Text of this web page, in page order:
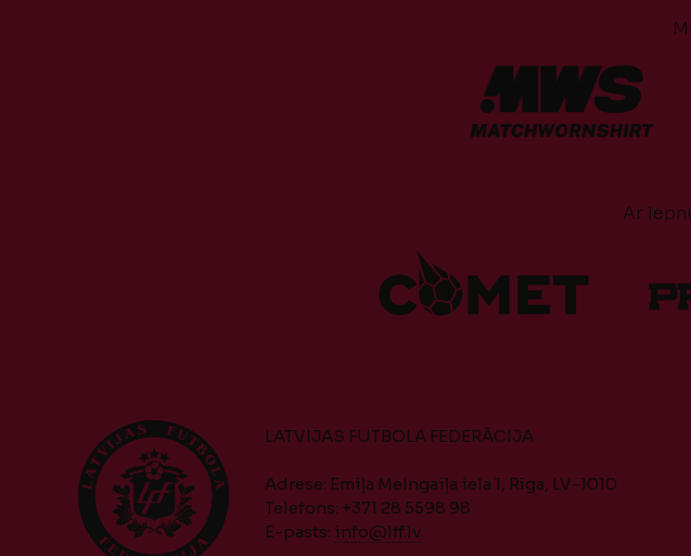
Ar
LATVIJAS FUTBOLA FEDERĀCIJA
Adrese: Emiļa Melngaiļa iela 1, Rīga, LV-1010
Telefons: +371 28 5598 98
E-pasts: info@lff.lv